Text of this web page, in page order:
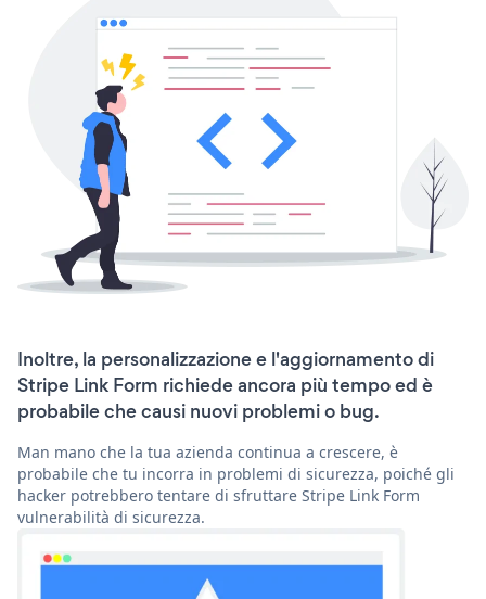
Inoltre, la personalizzazione e l'aggiornamento di
Stripe Link Form richiede ancora più tempo ed è
probabile che causi nuovi problemi o bug.
Man mano che la tua azienda continua a crescere, è
probabile che tu incorra in problemi di sicurezza, poiché gli
hacker potrebbero tentare di sfruttare Stripe Link Form
vulnerabilità di sicurezza.